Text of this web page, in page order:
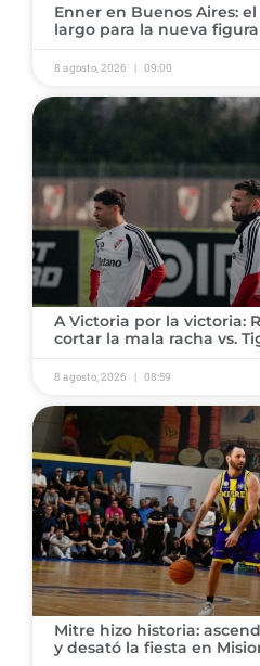
​Enner en Buenos Aires:
largo para la nueva
8 agosto, 2026 09:00
​A Victoria por la victoria:
cortar la mala racha vs.
8 agosto, 2026 08:59
​Mitre hizo historia:
y desató la fiesta en